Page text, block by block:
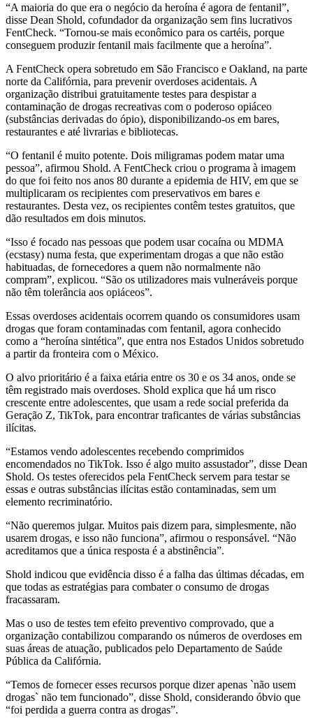
“A maioria do que era o negócio da heroína é agora de fentanil”,
disse Dean Shold, cofundador da organização sem fins lucrativos
FentCheck. “Tornou-se mais econômico para os cartéis, porque
conseguem produzir fentanil mais facilmente que a heroína”.
A FentCheck opera sobretudo em São Francisco e Oakland, na parte
norte da Califórnia, para prevenir overdoses acidentais. A
organização distribui gratuitamente testes para despistar a
contaminação de drogas recreativas com o poderoso opiáceo
(substâncias derivadas do ópio), disponibilizando-os em bares,
restaurantes e até livrarias e bibliotecas.
“O fentanil é muito potente. Dois miligramas podem matar uma
pessoa”, afirmou Shold. A FentCheck criou o programa à imagem
do que foi feito nos anos 80 durante a epidemia de HIV, em que se
multiplicaram os recipientes com preservativos em bares e
restaurantes. Desta vez, os recipientes contêm testes gratuitos, que
dão resultados em dois minutos.
“Isso é focado nas pessoas que podem usar cocaína ou MDMA
(ecstasy) numa festa, que experimentam drogas a que não estão
habituadas, de fornecedores a quem não normalmente não
compram”, explicou. “São os utilizadores mais vulneráveis porque
não têm tolerância aos opiáceos”.
Essas overdoses acidentais ocorrem quando os consumidores usam
drogas que foram contaminadas com fentanil, agora conhecido
como a “heroína sintética”, que entra nos Estados Unidos sobretudo
a partir da fronteira com o México.
O alvo prioritário é a faixa etária entre os 30 e os 34 anos, onde se
têm registrado mais overdoses. Shold explica que há um risco
crescente entre adolescentes, que usam a rede social preferida da
Geração Z, TikTok, para encontrar traficantes de várias substâncias
ilícitas.
“Estamos vendo adolescentes recebendo comprimidos
encomendados no TikTok. Isso é algo muito assustador”, disse Dean
Shold. Os testes oferecidos pela FentCheck servem para testar se
essas e outras substâncias ilícitas estão contaminadas, sem um
elemento recriminatório.
“Não queremos julgar. Muitos pais dizem para, simplesmente, não
usarem drogas, e isso não funciona”, afirmou o responsável. “Não
acreditamos que a única resposta é a abstinência”.
Shold indicou que evidência disso é a falha das últimas décadas, em
que todas as estratégias para combater o consumo de drogas
fracassaram.
Mas o uso de testes tem efeito preventivo comprovado, que a
organização contabilizou comparando os números de overdoses em
suas áreas de atuação, publicados pelo Departamento de Saúde
Pública da Califórnia.
“Temos de fornecer esses recursos porque dizer apenas `não usem
drogas` não tem funcionado”, disse Shold, considerando óbvio que
“foi perdida a guerra contra as drogas”.